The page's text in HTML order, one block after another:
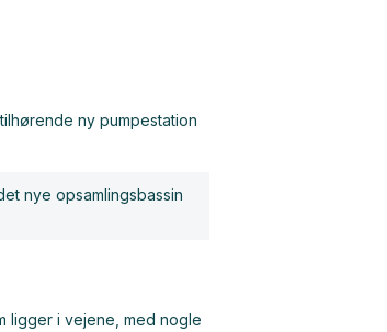
ny pumpestation
nye opsamlingsbassin
ligger i vejene, med nogle